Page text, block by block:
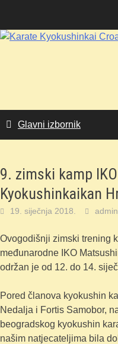
sadržaja
Glavni izbornik
9. zimski kamp
Kyokushinkaikan
19. siječnja 2018. admin
Ovogodišnji zimski trening
međunarodne IKO
održan je od 12. do 14.
Pored članova kyokushin
Nedalja i Fortis Samobor,
beogradskog kyokushin
našim natjecateljima bila